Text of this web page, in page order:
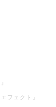
フェクト』